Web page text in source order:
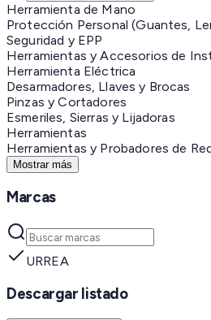
Herramienta de Mano
Protección Personal (Guantes,
Seguridad y EPP
Herramientas y Accesorios de
Herramienta Eléctrica
Desarmadores, Llaves y Brocas
Pinzas y Cortadores
Esmeriles, Sierras y Lijadoras
Herramientas
Herramientas y Probadores de
Mostrar más
Marcas
URREA
Descargar listado